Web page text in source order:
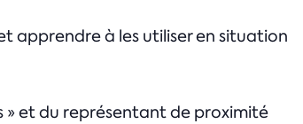
apprendre à les utiliser en situation
» et du représentant de proximité